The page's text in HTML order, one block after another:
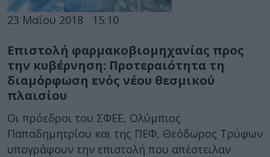
23 Μαΐου 2018 15:10
Επιστολή φαρμακοβιομηχανίας προς
την κυβέρνηση: Προτεραιότητα τη
διαμόρφωση ενός νέου θεσμικού
πλαισίου
Οι πρόεδροι του ΣΦΕΕ, Ολύμπιος
Παπαδημητρίου και της ΠΕΦ, Θεόδωρος Τρύφων
υπογράφουν την επιστολή που απέστειλαν